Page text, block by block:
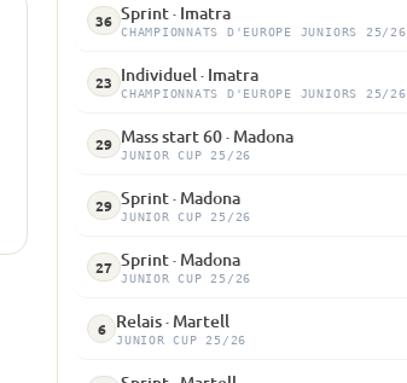
36 Sprint · Imatra
CHAMPIONNATS D'EUROPE JUNIORS 25/26
23 Individuel · Imatra
CHAMPIONNATS D'EUROPE JUNIORS 25/26
29 Mass start 60 · Madona
JUNIOR CUP 25/26
29 Sprint · Madona
JUNIOR CUP 25/26
27 Sprint · Madona
JUNIOR CUP 25/26
6 Relais · Martell
JUNIOR CUP 25/26